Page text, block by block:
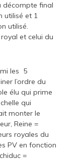
décompte final
utilisé et 1
utilisé.
et celui du
les 5
l’ordre du
élu qui prime
qui
monter le
Reine =
royales du
PV en fonction
=